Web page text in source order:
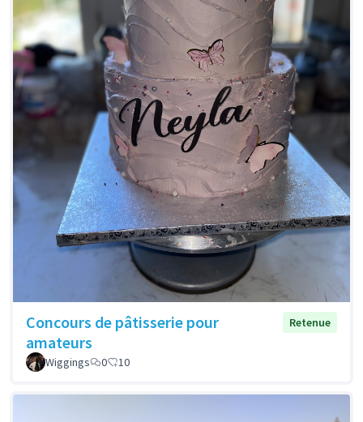
Concours de pâtisserie pour
amateurs
Retenue
Wiggings 0 10